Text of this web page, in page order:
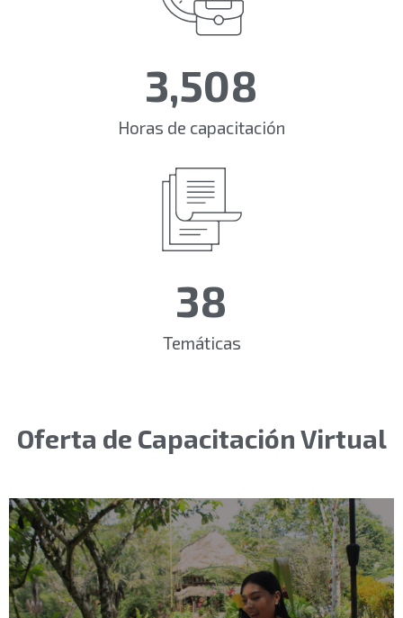
3,508
Horas de capacitación
38
Temáticas
Oferta de Capacitación Virtual